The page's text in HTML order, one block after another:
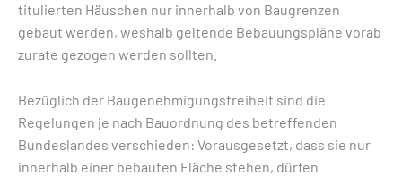
titulierten Häuschen nur innerhalb von Baugrenzen
gebaut werden, weshalb geltende Bebauungspläne vorab
zurate gezogen werden sollten.
Bezüglich der Baugenehmigungsfreiheit sind die
Regelungen je nach Bauordnung des betreffenden
Bundeslandes verschieden: Vorausgesetzt, dass sie nur
innerhalb einer bebauten Fläche stehen, dürfen